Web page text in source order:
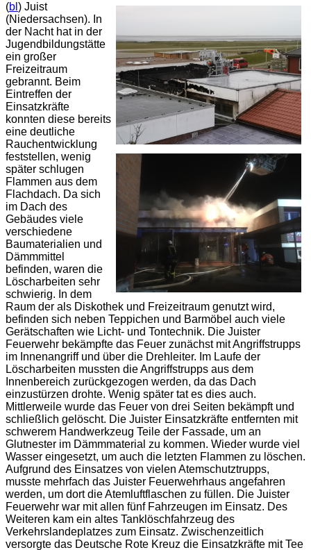
(bl ) Juist
(Niedersachsen). In
der Nacht hat in der
Jugendbildungstätte
ein großer
Freizeitraum
gebrannt. Beim
Eintreffen der
Einsatzkräfte
konnten diese bereits
eine deutliche
Rauchentwicklung
feststellen, wenig
später schlugen
Flammen aus dem
Flachdach. Da sich
im Dach des
Gebäudes viele
verschiedene
Baumaterialien und
Dämmmittel
befinden, waren die
Löscharbeiten sehr
schwierig. In dem
Raum der als Diskothek und Freizeitraum genutzt wird,
befinden sich neben Teppichen und Barmöbel auch viele
Gerätschaften wie Licht- und Tontechnik. Die Juister
Feuerwehr bekämpfte das Feuer zunächst mit Angriffstrupps
im Innenangriff und über die Drehleiter. Im Laufe der
Löscharbeiten mussten die Angriffstrupps aus dem
Innenbereich zurückgezogen werden, da das Dach
einzustürzen drohte. Wenig später tat es dies auch.
Mittlerweile wurde das Feuer von drei Seiten bekämpft und
schließlich gelöscht. Die Juister Einsatzkräfte entfernten mit
schwerem Handwerkzeug Teile der Fassade, um an
Glutnester im Dämmmaterial zu kommen. Wieder wurde viel
Wasser eingesetzt, um auch die letzten Flammen zu löschen.
Aufgrund des Einsatzes von vielen Atemschutztrupps,
musste mehrfach das Juister Feuerwehrhaus angefahren
werden, um dort die Atemluftflaschen zu füllen. Die Juister
Feuerwehr war mit allen fünf Fahrzeugen im Einsatz. Des
Weiteren kam ein altes Tanklöschfahrzeug des
Verkehrslandeplatzes zum Einsatz. Zwischenzeitlich
versorgte das Deutsche Rote Kreuz die Einsatzkräfte mit Tee